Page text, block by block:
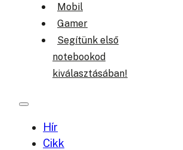
Mobil
Gamer
Segítünk első
notebookod
kiválasztásában!
Hír
Cikk